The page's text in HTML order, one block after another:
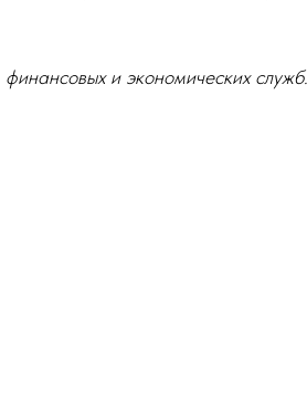
и экономических служб.